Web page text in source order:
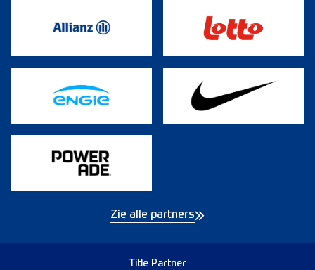
Zie alle partners
Title Partner